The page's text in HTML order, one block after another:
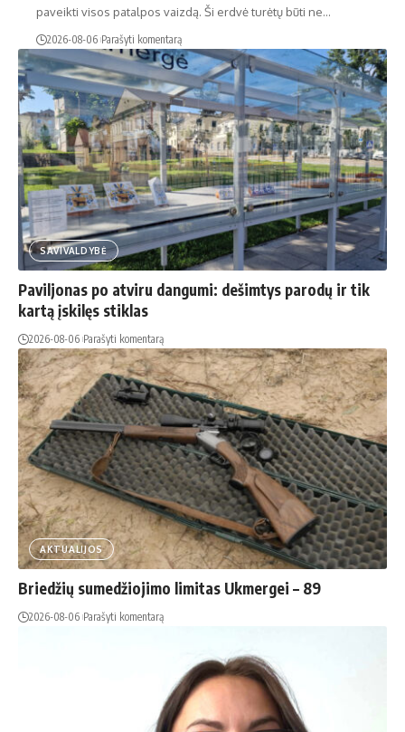
paveikti visos patalpos vaizdą. Ši erdvė turėtų būti ne…
2026-08-06 Parašyti komentarą
SAVIVALDYBĖ
Paviljonas po atviru dangumi: dešimtys parodų ir tik
kartą įskilęs stiklas
2026-08-06 Parašyti komentarą
AKTUALIJOS
Briedžių sumedžiojimo limitas Ukmergei – 89
2026-08-06 Parašyti komentarą